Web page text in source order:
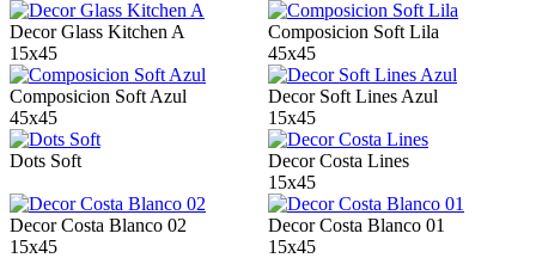
Decor Glass Kitchen A
15x45
Composicion Soft Lila
45x45
Composicion Soft Azul
45x45
Decor Soft Lines Azul
15x45
Dots Soft
Decor Costa Lines
15x45
Decor Costa Blanco 02
15x45
Decor Costa Blanco 01
15x45